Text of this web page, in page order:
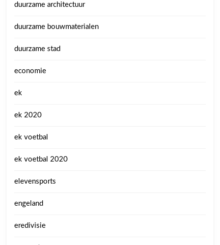
duurzame architectuur
duurzame bouwmaterialen
duurzame stad
economie
ek
ek 2020
ek voetbal
ek voetbal 2020
elevensports
engeland
eredivisie